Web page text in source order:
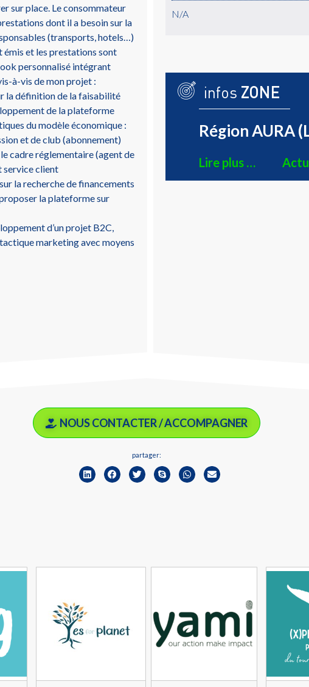
sur place. Le consommateur
dont il a besoin sur la
(transports, hotels…)
et les prestations sont
personnalisé intégrant
à-vis de mon projet :
la définition de la faisabilité
de la plateforme
du modèle économique :
et de club (abonnement)
cadre réglementaire (agent de
service client
la recherche de financements
la plateforme sur
d’un projet B2C,
marketing avec moyens
N/A
infos ZONE
Région AURA
Lire plus …
NOUS CONTACTER / ACCOMPAGNER
partager: